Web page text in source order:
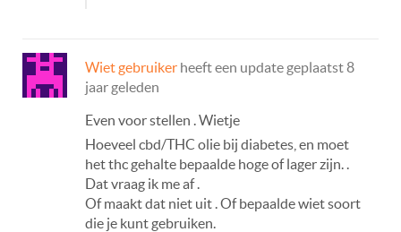
Wiet gebruiker heeft een update geplaatst8
jaar geleden
Even voor stellen . Wietje
Hoeveel cbd/THC olie bij diabetes, en moet
het thc gehalte bepaalde hoge of lager zijn. .
Dat vraag ik me af .
Of maakt dat niet uit . Of bepaalde wiet soort
die je kunt gebruiken.